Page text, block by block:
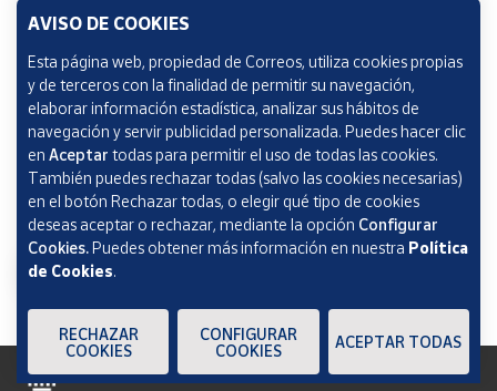
Información y ayuda
Correos Market
AVISO DE COOKIES
Esta página web, propiedad de Correos, utiliza cookies propias
y de terceros con la finalidad de permitir su navegación,
elaborar información estadística, analizar sus hábitos de
navegación y servir publicidad personalizada. Puedes hacer clic
en Aceptar todas para permitir el uso de todas las cookies.
También puedes rechazar todas (salvo las cookies necesarias)
en el botón Rechazar todas, o elegir qué tipo de cookies
deseas aceptar o rechazar, mediante la opción Configurar
Cookies.Puedes obtener más información en nuestra Política
de Cookies.
RECHAZAR
COOKIES
CONFIGURAR
COOKIES
ACEPTAR TODAS